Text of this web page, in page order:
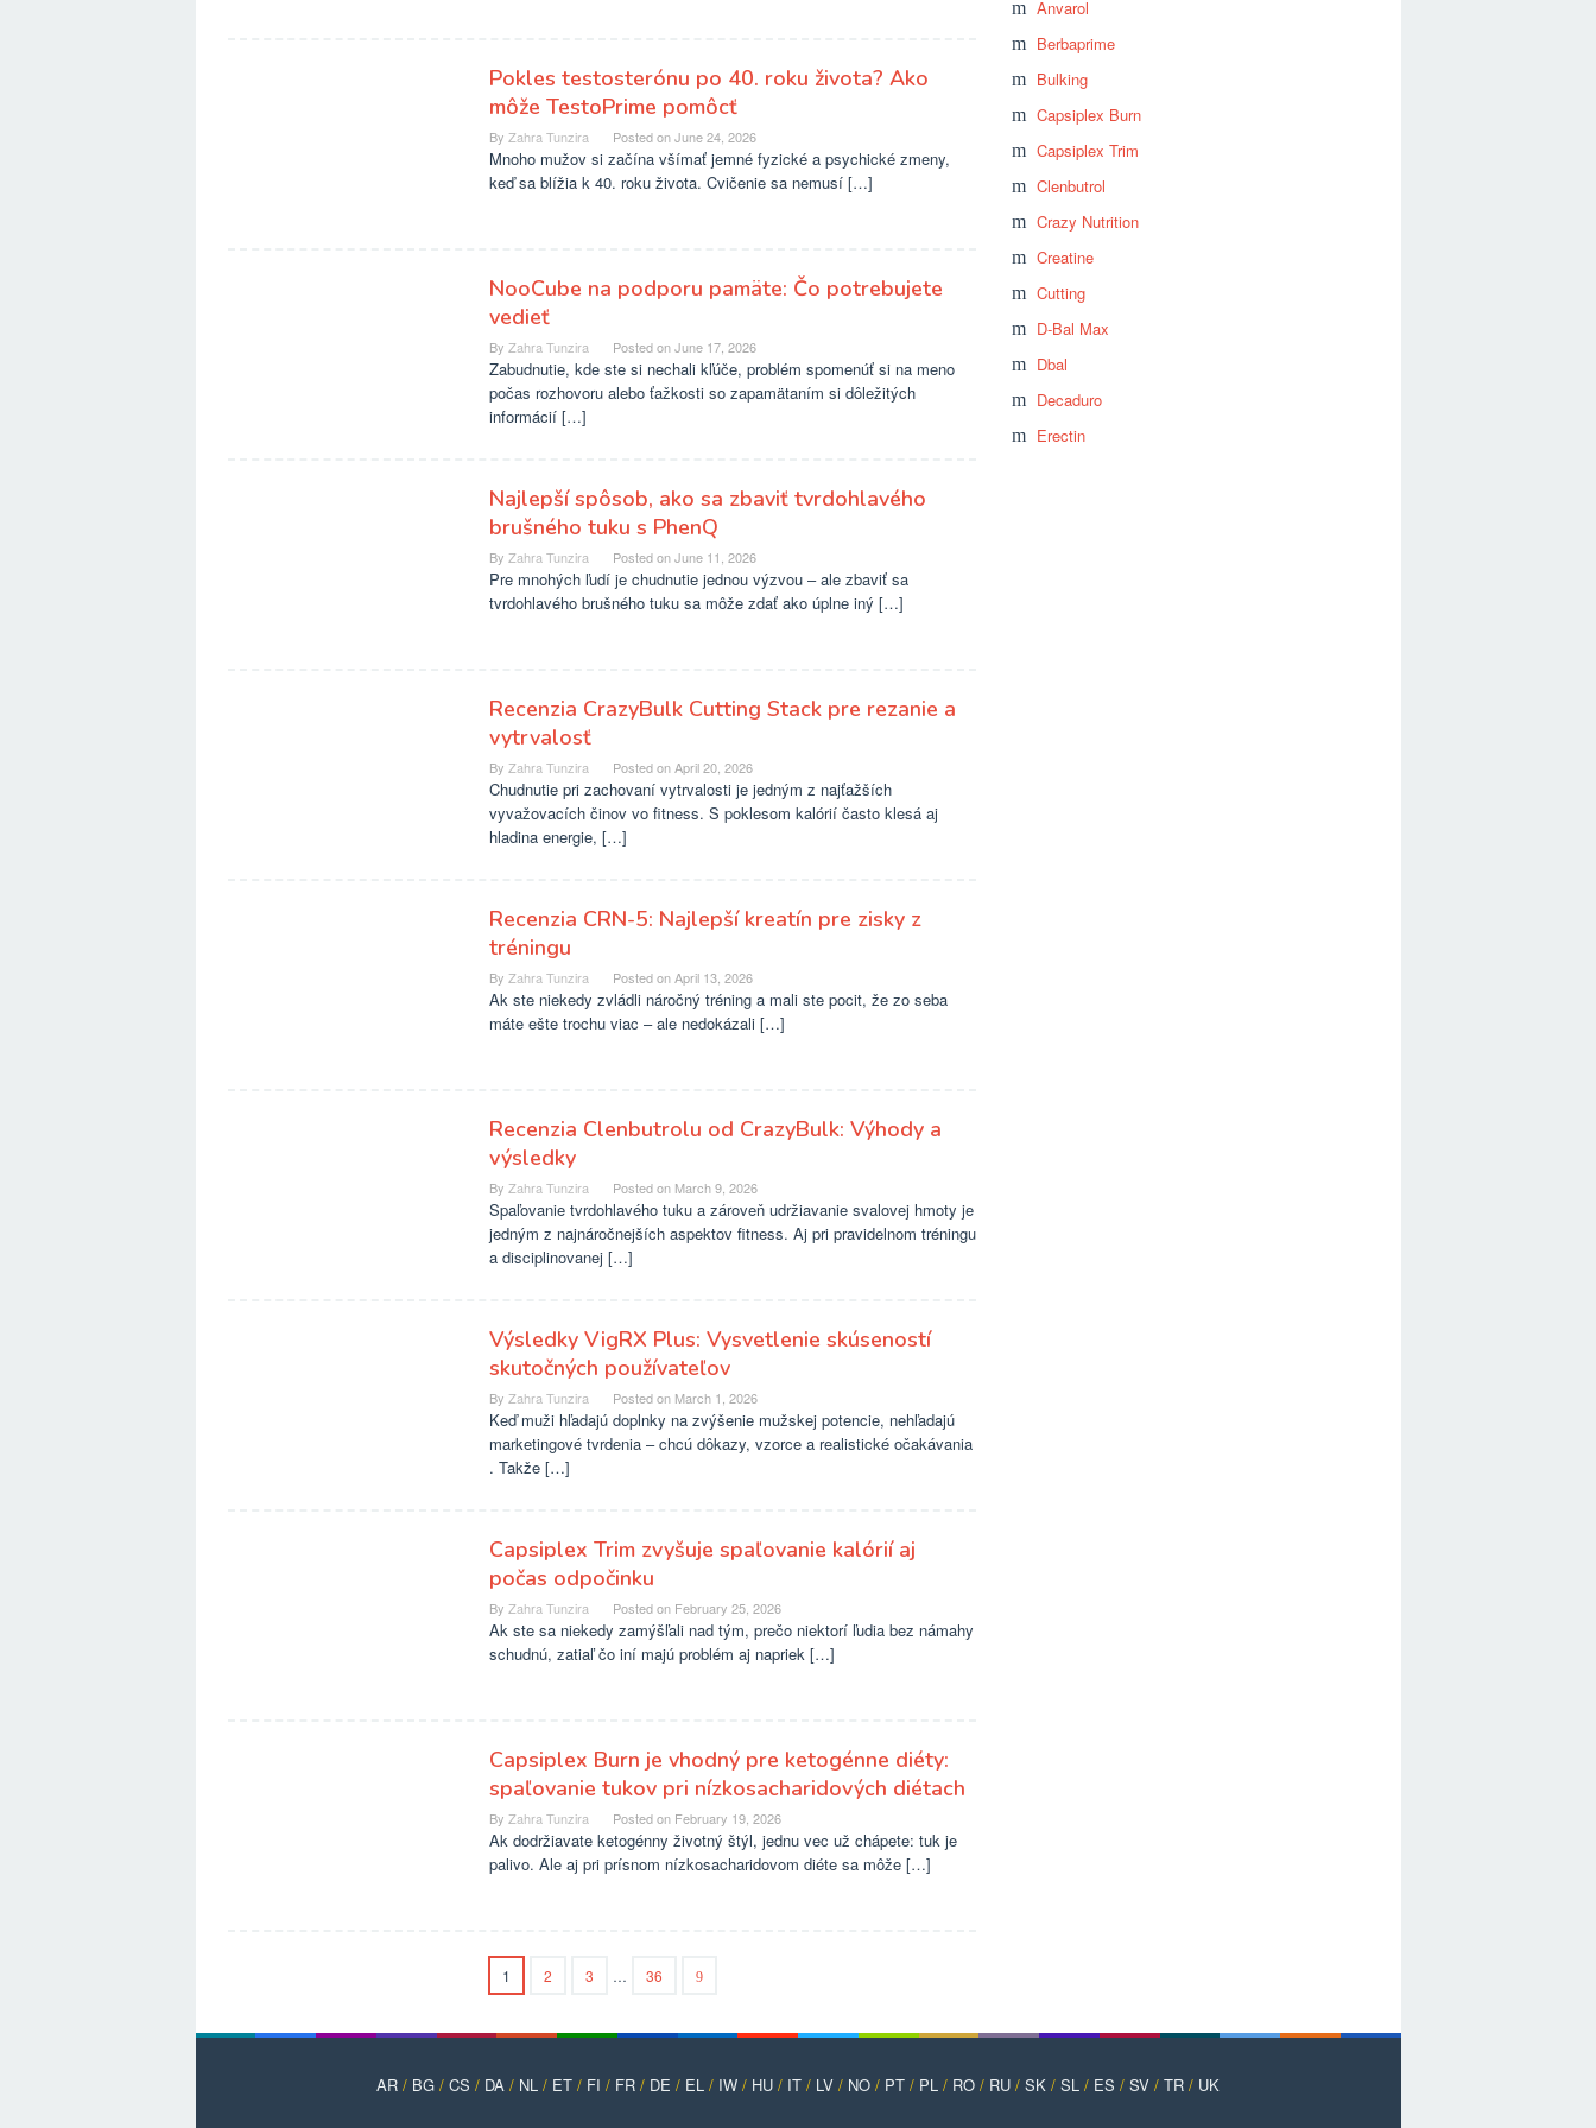
Pokles testosterónu po 40. roku života? Ako
môže TestoPrime pomôcť
By Zahra Tunzira Posted onJune 24, 2026
Mnoho mužov si začína všímať jemné fyzické a psychické zmeny,
keď sa blížia k 40. roku života. Cvičenie sa nemusí […]
NooCube na podporu pamäte: Čo potrebujete
vedieť
By Zahra Tunzira Posted onJune 17, 2026
Zabudnutie, kde ste si nechali kľúče, problém spomenúť si na meno
počas rozhovoru alebo ťažkosti so zapamätaním si dôležitých
informácií […]
Najlepší spôsob, ako sa zbaviť tvrdohlavého
brušného tuku s PhenQ
By Zahra Tunzira Posted onJune 11, 2026
Pre mnohých ľudí je chudnutie jednou výzvou – ale zbaviť sa
tvrdohlavého brušného tuku sa môže zdať ako úplne iný […]
Recenzia CrazyBulk Cutting Stack pre rezanie a
vytrvalosť
By Zahra Tunzira Posted onApril 20, 2026
Chudnutie pri zachovaní vytrvalosti je jedným z najťažších
vyvažovacích činov vo fitness. S poklesom kalórií často klesá aj
hladina energie, […]
Recenzia CRN-5: Najlepší kreatín pre zisky z
tréningu
By Zahra Tunzira Posted onApril 13, 2026
Ak ste niekedy zvládli náročný tréning a mali ste pocit, že zo seba
máte ešte trochu viac – ale nedokázali […]
Recenzia Clenbutrolu od CrazyBulk: Výhody a
výsledky
By Zahra Tunzira Posted on March 9, 2026
Spaľovanie tvrdohlavého tuku a zároveň udržiavanie svalovej hmoty je
jedným z najnáročnejších aspektov fitness. Aj pri pravidelnom tréningu
a disciplinovanej […]
Výsledky VigRX Plus: Vysvetlenie skúseností
skutočných používateľov
By Zahra Tunzira Posted on March 1, 2026
Keď muži hľadajú doplnky na zvýšenie mužskej potencie, nehľadajú
marketingové tvrdenia – chcú dôkazy, vzorce a realistické očakávania
. Takže […]
Capsiplex Trim zvyšuje spaľovanie kalórií aj
počas odpočinku
By Zahra Tunzira Posted on February 25, 2026
Ak ste sa niekedy zamýšľali nad tým, prečo niektorí ľudia bez námahy
schudnú, zatiaľ čo iní majú problém aj napriek […]
Capsiplex Burn je vhodný pre ketogénne diéty:
spaľovanie tukov pri nízkosacharidových diétach
By Zahra Tunzira Posted on February 19, 2026
Ak dodržiavate ketogénny životný štýl, jednu vec už chápete: tuk je
palivo. Ale aj pri prísnom nízkosacharidovom diéte sa môže […]
1 2 3 … 36
Anvarol
Berbaprime
Bulking
Capsiplex Burn
Capsiplex Trim
Clenbutrol
Crazy Nutrition
Creatine
Cutting
D-Bal Max
Dbal
Decaduro
Erectin
AR / BG / CS / DA / NL / ET / FI / FR / DE / EL / IW / HU / IT / LV / NO / PT / PL / RO / RU / SK / SL / ES / SV / TR / UK